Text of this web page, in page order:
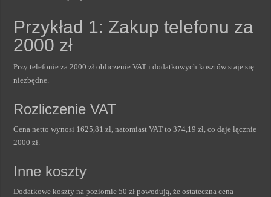
Przykład 1: Zakup telefonu za
2000 zł
Przy telefonie za 2000 zł obliczenie VAT i dodatkowych kosztów staje się
niezbędne.
Rozliczenie VAT
Cena netto wynosi 1625,81 zł, natomiast VAT to 374,19 zł, co daje łącznie
2000 zł.
Inne koszty
Dodatkowe koszty na poziomie 50 zł powodują, że ostateczna cena